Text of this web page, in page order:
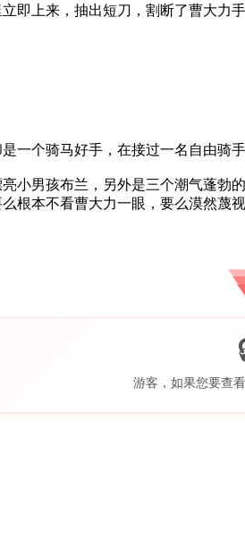
即上来，抽出短刀，割断了曹大
一个骑马好手，在接过一名自由骑
小男孩布兰，另外是三个潮气蓬勃
根本不看曹大力一眼，要么漠然
游客，如果您要查